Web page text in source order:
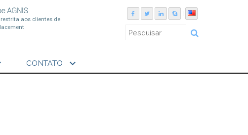
AGNIS
aos clientes de
CONTATO expand_more